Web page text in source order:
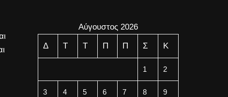
Αύγουστος 2026
Δ Τ Τ Π Π Σ Κ
1 2
3 4 5 6 7 8 9